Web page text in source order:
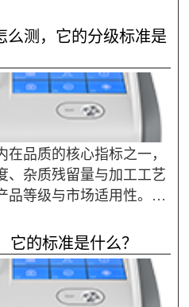
求，从测量原理、标准
态等维度综合考量，匹配
么测，它的分级标准是
品质的核心指标之一，
、杂质残留量与加工工艺
品等级与市场适用性。分
是国内标准明确规定的
准量化白砂糖溶液的色
式液...
它的标准是什么？